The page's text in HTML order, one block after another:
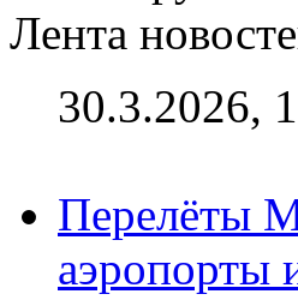
Лента
30.3.2026,
Перелёты
аэропорты